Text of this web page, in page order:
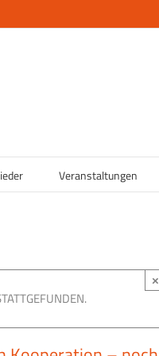
Veranstaltungen
×